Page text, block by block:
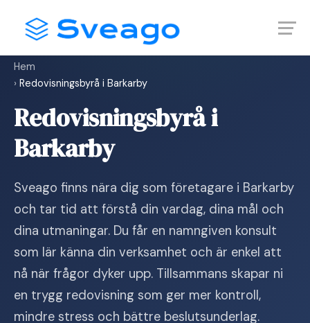
content
Hem
› Redovisningsbyrå i Barkarby
Redovisningsbyrå i
Barkarby
Sveago finns nära dig som företagare i Barkarby
och tar tid att förstå din vardag, dina mål och
dina utmaningar. Du får en namngiven konsult
som lär känna din verksamhet och är enkel att
nå när frågor dyker upp. Tillsammans skapar ni
en trygg redovisning som ger mer kontroll,
mindre stress och bättre beslutsunderlag.